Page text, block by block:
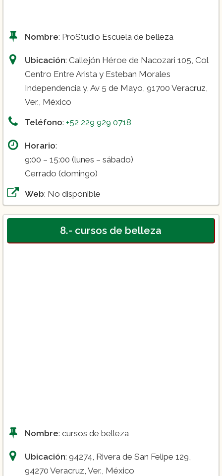
Nombre: ProStudio Escuela de belleza
Ubicación: Callejón Héroe de Nacozari 105, Col
Centro Entre Arista y Esteban Morales
Independencia y, Av 5 de Mayo, 91700 Veracruz,
Ver., México
Teléfono: +52 229 929 0718
Horario:
9:00 – 15:00 (lunes – sábado)
Cerrado (domingo)
Web: No disponible
8.- cursos de belleza
Nombre: cursos de belleza
Ubicación: 94274, Rivera de San Felipe 129,
94270 Veracruz, Ver., México